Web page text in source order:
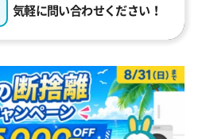
気軽に問い合わせください！